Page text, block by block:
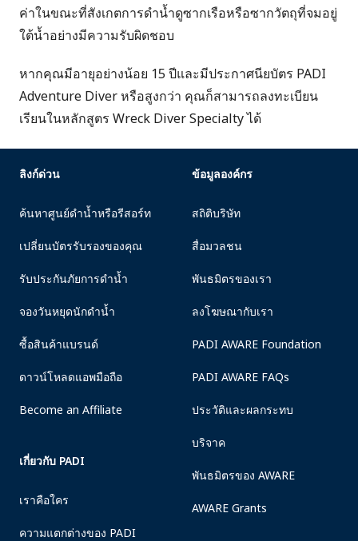
ค่าในขณะที่สังเกตการดำน้ำดูซากเรือหรือซากวัตถุที่จมอยู่
ใต้น้ำอย่างมีความรับผิดชอบ
หากคุณมีอายุอย่างน้อย 15 ปีและมีประกาศนียบัตร PADI
Adventure Diver หรือสูงกว่า คุณก็สามารถลงทะเบียน
เรียนในหลักสูตร Wreck Diver Specialty ได้
ลิงก์ด่วน
ค้นหาศูนย์ดำน้ำหรือรีสอร์ท
เปลี่ยนบัตรรับรองของคุณ
รับประกันภัยการดำน้ำ
จองวันหยุดนักดำน้ำ
ซื้อสินค้าแบรนด์
ดาวน์โหลดแอพมือถือ
Become an Affiliate
เกี่ยวกับ PADI
เราคือใคร
ความแตกต่างของ PADI
ข้อมูลองค์กร
สถิติบริษัท
สื่อมวลชน
พันธมิตรของเรา
ลงโฆษณากับเรา
PADI AWARE Foundation
PADI AWARE FAQs
ประวัติและผลกระทบ
บริจาค
พันธมิตรของ AWARE
AWARE Grants